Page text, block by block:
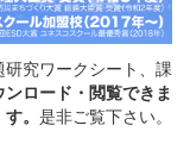
究ワークシート、課
ンロード・閲覧できま
す。 是非ご覧下さい。